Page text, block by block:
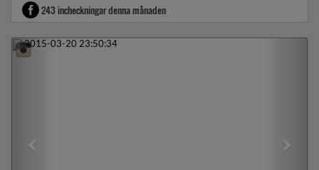
243 incheckningar denna månaden
Previous